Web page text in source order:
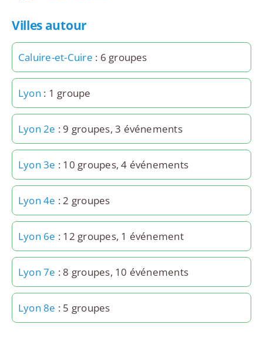
Villes autour
Caluire-et-Cuire : 6 groupes
Lyon : 1 groupe
Lyon 2e : 9 groupes, 3 événements
Lyon 3e : 10 groupes, 4 événements
Lyon 4e : 2 groupes
Lyon 6e : 12 groupes, 1 événement
Lyon 7e : 8 groupes, 10 événements
Lyon 8e : 5 groupes